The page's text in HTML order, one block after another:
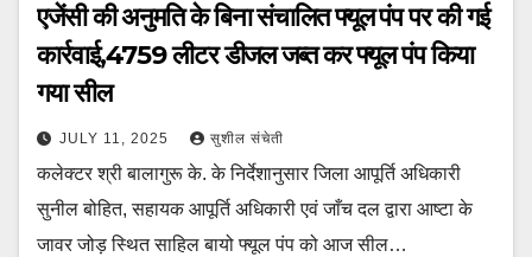
एजेंसी की अनुमति के बिना संचालित फ्यूल पंप पर की गई
कार्रवाई,4759 लीटर डीजल जब्त कर फ्यूल पंप किया
गया सील
JULY 11, 2025 सुशील संचेती
कलेक्टर श्री बालागुरू के. के निर्देशानुसार जिला आपूर्ति अधिकारी
सुनील बोहित, सहायक आपूर्ति अधिकारी एवं जाँच दल द्वारा आष्टा के
जावर जोड़ स्थित साहिल बायो फ्यूल पंप को आज सील…